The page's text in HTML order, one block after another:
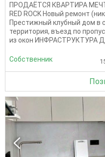
ПРОДАЁТСЯ КВАРТИРА
RED ROCK Новый ремонт
Престижный клубный дом в
территория, въезд по
из окон ИНФРАСТРУКТУРА
Собственник